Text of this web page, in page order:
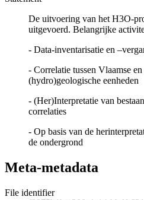
De uitvoering van het H3O-
uitgevoerd. Belangrijke
- Data-inventarisatie en
- Correlatie tussen Vlaamse
(hydro)geologische eenheden
- (Her)Interpretatie van
correlaties
- Op basis van de
de ondergrond
Meta-metadata
File identifier